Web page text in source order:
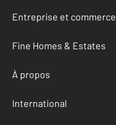
Entreprise et commerce
Fine Homes & Estates
À propos
International